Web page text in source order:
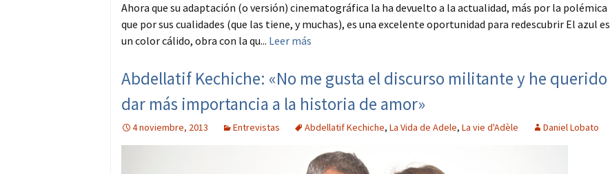
Ahora que su adaptación (o versión) cinematográfica la ha devuelto a la actualidad, más por la polémica
que por sus cualidades (que las tiene, y muchas), es una excelente oportunidad para redescubrir El azul es
un color cálido, obra con la qu... Leer más
Abdellatif Kechiche: «No me gusta el discurso militante y he querido
dar más importancia a la historia de amor»
4 noviembre, 2013 Entrevistas Abdellatif Kechiche, La Vida de Adele, La vie d'Adèle Daniel Lobato